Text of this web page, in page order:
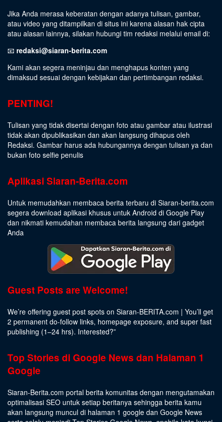
Jika Anda merasa keberatan dengan adanya tulisan, gambar,
atau video yang ditampilkan di situs ini karena alasan hak cipta
atau alasan lainnya, silakan hubungi tim redaksi melalui email di:
📧 redaksi@siaran-berita.com
Kami akan segera meninjau dan menghapus konten yang
dimaksud sesuai dengan kebijakan dan pertimbangan redaksi.
PENTING!
Tulisan yang tidak disertai dengan foto atau gambar atau ilustrasi
tidak akan dipublikasikan dan akan langsung dihapus oleh
Redaksi. Gambar harus ada hubungannya dengan tulisan ya dan
bukan foto selfie penulis
Aplikasi Siaran-Berita.com
Untuk memudahkan membaca berita terbaru di Siaran-berita.com
segera download aplikasi khusus untuk Android di Google Play
dan nikmati kemudahan membaca berita langsung dari gadget
Anda
Guest Posts are Welcome!
We’re offering guest post spots on Siaran-BERITA.com | You’ll get
2 permanent do-follow links, homepage exposure, and super fast
publishing (1–24 hrs). Interested?”
Top Stories di Google News dan Halaman 1
Google
Siaran-Berita.com portal berita komunitas dengan mengutamakan
optimalisasi SEO untuk setiap beritanya sehingga berita kamu
akan langsung muncul di halaman 1 google dan Google News